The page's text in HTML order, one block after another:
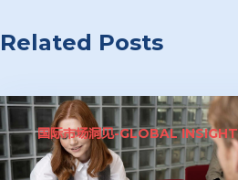
Related Posts
国际市场洞见-GLOBAL INSIGHT